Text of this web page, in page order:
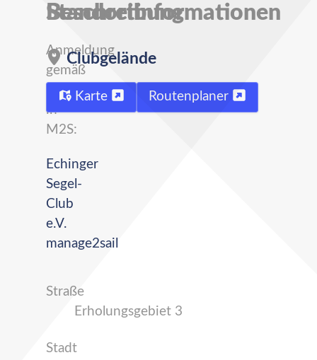
Beschreibung
Anmeldung
gemäß
Ausschreibung
in
M2S:
Echinger
Segel-
Club
e.V.
manage2sail
Standortinformationen
Clubgelände
Karte Routenplaner
Straße
Erholungsgebiet 3
Stadt